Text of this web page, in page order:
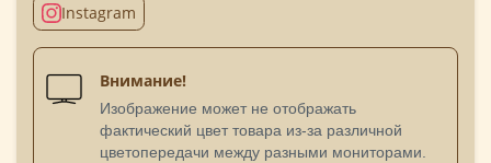
Instagram
Внимание!
Изображение может не отображать
фактический цвет товара из-за различной
цветопередачи между разными мониторами.